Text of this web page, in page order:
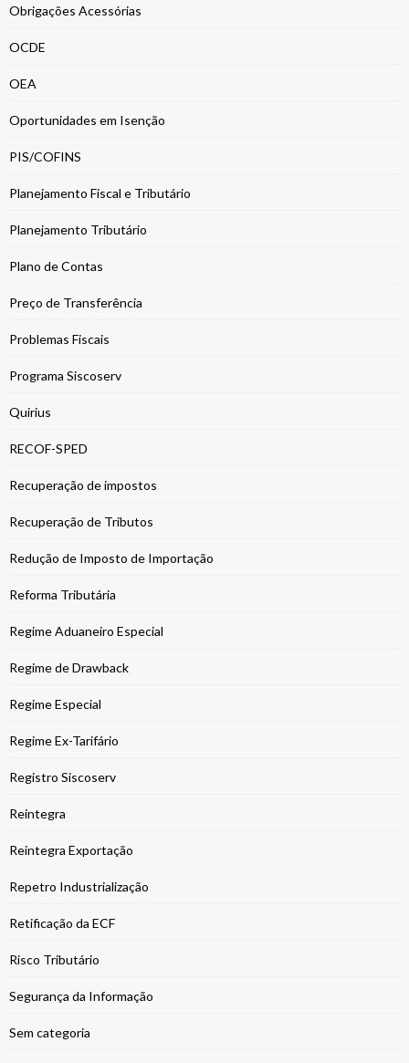
Obrigações Acessórias
OCDE
OEA
Oportunidades em Isenção
PIS/COFINS
Planejamento Fiscal e Tributário
Planejamento Tributário
Plano de Contas
Preço de Transferência
Problemas Fiscais
Programa Siscoserv
Quirius
RECOF-SPED
Recuperação de impostos
Recuperação de Tributos
Redução de Imposto de Importação
Reforma Tributária
Regime Aduaneiro Especial
Regime de Drawback
Regime Especial
Regime Ex-Tarifário
Registro Siscoserv
Reintegra
Reintegra Exportação
Repetro Industrialização
Retificação da ECF
Risco Tributário
Segurança da Informação
Sem categoria